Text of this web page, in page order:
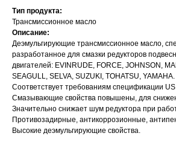
Тип продукта:
Трансмиссионное масло
Описание:
Деэмульгирующие трансмиссионное масло,
разработанное для смазки редукторов
двигателей: EVINRUDE, FORCE, JOHNSON,
SEAGULL, SELVA, SUZUKI, TOHATSU, YAMAHA.
Соответствует требованиям спецификации
Смазывающие свойства повышены, для
Значительно снижает шум редуктора при
Противозадирные, антикоррозионные,
Высокие деэмульгирующие свойства.